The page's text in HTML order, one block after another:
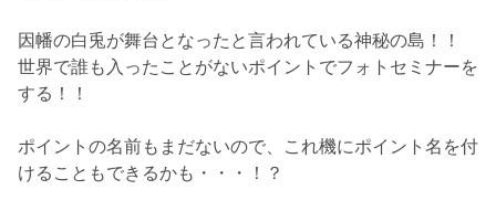
因幡の白兎が舞台となったと言われている神秘の島！！
世界で誰も入ったことがないポイントでフォトセミナーを
する！！
ポイントの名前もまだないので、これ機にポイント名を付
けることもできるかも・・・！？